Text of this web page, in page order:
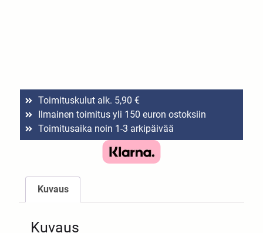
Toimituskulut alk. 5,90 €
Ilmainen toimitus yli 150 euron ostoksiin
Toimitusaika noin 1-3 arkipäivää
Kuvaus
Kuvaus